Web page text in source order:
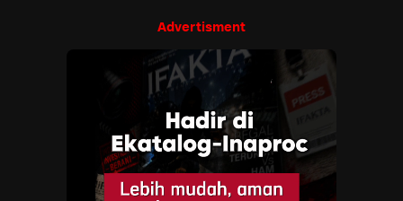
Advertisment